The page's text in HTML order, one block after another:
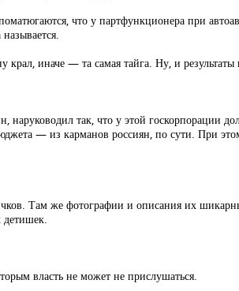
что у партфункционера при
иначе — та самая тайга. Ну, и результаты
так, что у этой госкорпорации
— из карманов россиян, по сути. При
Там же фотографии и описания их
власть не может не прислушаться.